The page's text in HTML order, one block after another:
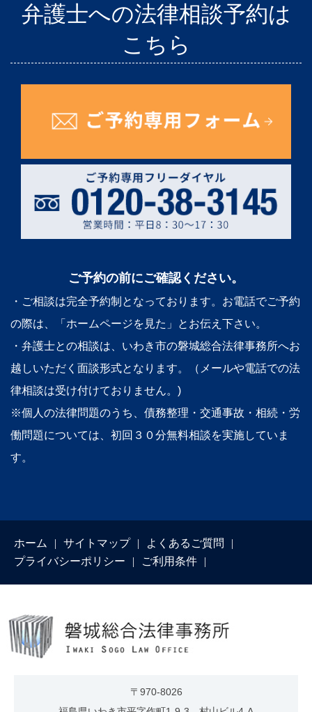
弁護士への法律相談予約は
こちら
ご予約の前にご確認ください。
・ご相談は完全予約制となっております。お電話でご予約
の際は、「ホームページを見た」とお伝え下さい。
・弁護士との相談は、いわき市の磐城総合法律事務所へお
越しいただく面談形式となります。（メールや電話での法
律相談は受け付けておりません。)
※個人の法律問題のうち、債務整理・交通事故・相続・労
働問題については、初回３０分無料相談を実施していま
す。
ホーム サイトマップ
よくあるご質問
プライバシーポリシー
ご利用条件
〒970-8026